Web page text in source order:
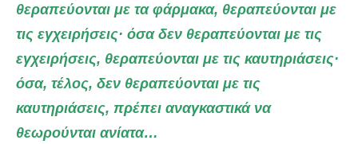
θεραπεύονται με τα φάρμακα, θεραπεύονται με
τις εγχειρήσεις· όσα δεν θεραπεύονται με τις
εγχειρήσεις, θεραπεύονται με τις καυτηριάσεις·
όσα, τέλος, δεν θεραπεύονται με τις
καυτηριάσεις, πρέπει αναγκαστικά να
θεωρούνται ανίατα…